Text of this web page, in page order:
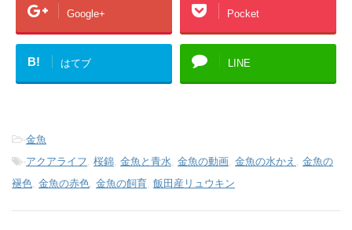
Google+ Pocket
B! はてブ LINE
-金魚
-アクアライフ, 桜錦, 金魚と青水, 金魚の動画, 金魚の水かえ , 金魚の
褪色, 金魚の赤色, 金魚の飼育, 飯田産リュウキン